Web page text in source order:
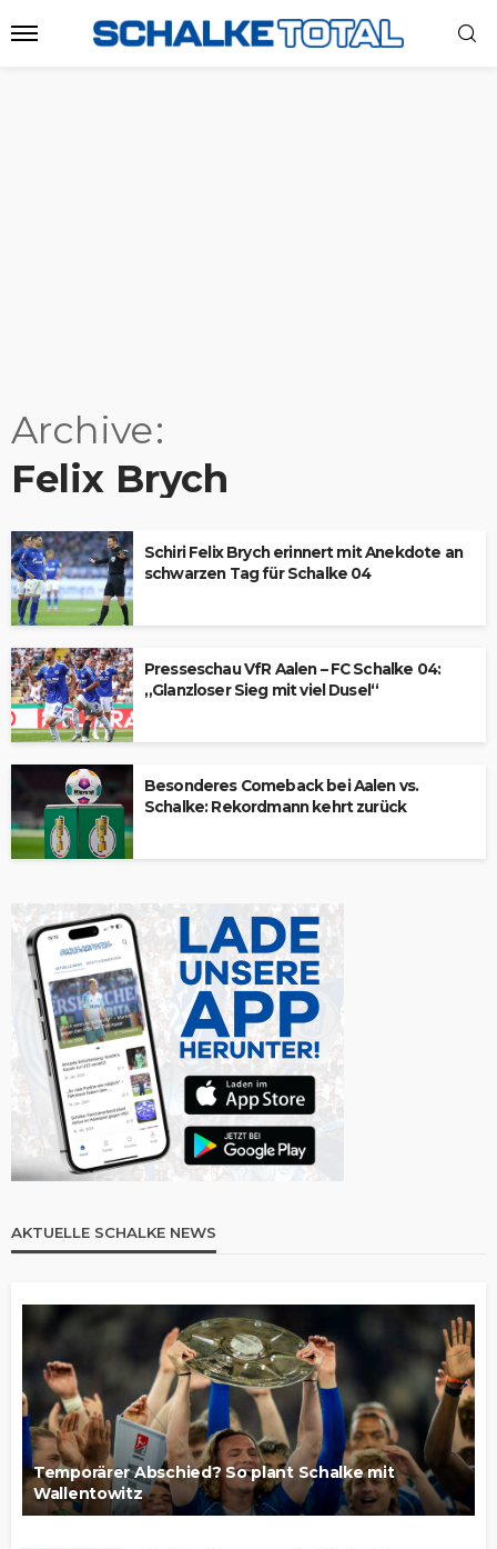
Archive
Felix Brych
Schiri Felix Brych erinnert mit Anekdote an
schwarzen Tag für Schalke 04
Presseschau VfR Aalen – FC Schalke 04:
„Glanzloser Sieg mit viel Dusel“
Besonderes Comeback bei Aalen vs.
Schalke: Rekordmann kehrt zurück
AKTUELLE SCHALKE NEWS
Temporärer Abschied? So plant Schalke mit
Wallentowitz